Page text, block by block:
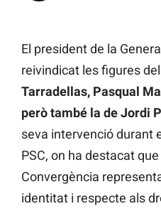
El president de la
reivindicat les figures
Tarradellas, Pasqual
però també la de Jordi
seva intervenció durant
PSC, on ha destacat
Convergència
identitat i respecte als